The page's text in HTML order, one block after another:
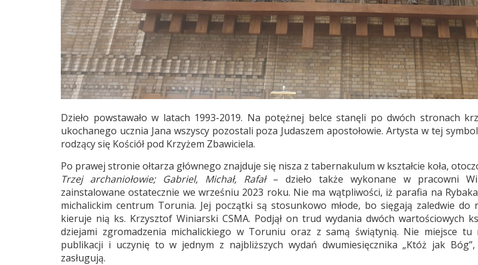
Dzieło powstawało w latach 1993-2019. Na potężnej belce stanęli po dwóch stronach
ukochanego ucznia Jana wszyscy pozostali poza Judaszem apostołowie. Artysta w tej
rodzący się Kościół pod Krzyżem Zbawiciela.
Po prawej stronie ołtarza głównego znajduje się nisza z tabernakulum w kształcie koła,
Trzej archaniołowie; Gabriel, Michał, Rafał– dzieło także wykonane w pracowni
zainstalowane ostatecznie we wrześniu 2023 roku. Nie ma wątpliwości, iż parafia na
michalickim centrum Torunia. Jej początki są stosunkowo młode, bo sięgają zaledwie do
kieruje nią ks. Krzysztof Winiarski CSMA. Podjął on trud wydania dwóch wartościowych
dziejami zgromadzenia michalickiego w Toruniu oraz z samą świątynią. Nie miejsce tu
publikacji i uczynię to w jednym z najbliższych wydań dwumiesięcznika „Któż jak
zasługują.